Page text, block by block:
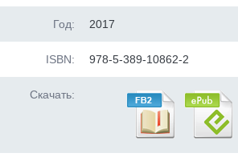
Год: 2017
ISBN: 978-5-389-10862-2
Скачать: